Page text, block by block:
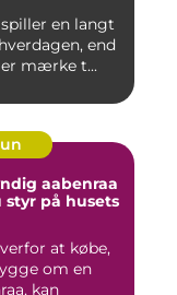
en langt
end
mærke t...
aabenraa
styr på husets
at købe,
om en
kan